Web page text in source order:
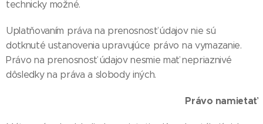
technicky možné.
Uplatňovaním práva na prenosnosť údajov nie sú
dotknuté ustanovenia upravujúce právo na vymazanie.
Právo na prenosnosť údajov nesmie mať nepriaznivé
dôsledky na práva a slobody iných.
Právo namietať